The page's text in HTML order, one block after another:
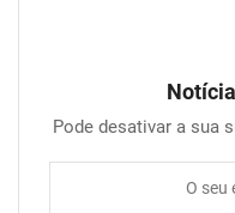
Pode desativar a sua